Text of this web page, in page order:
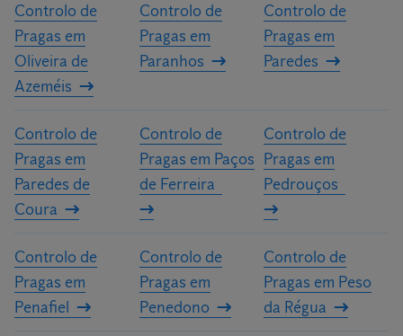
Controlo de
Pragas em
Oliveira de
Azeméis
Controlo de
Pragas em
Paranhos
Controlo de
Pragas em
Paredes
Controlo de
Pragas em
Paredes de
Coura
Controlo de
Pragas em Paços
de Ferreira
Controlo de
Pragas em
Pedrouços
Controlo de
Pragas em
Penafiel
Controlo de
Pragas em
Penedono
Controlo de
Pragas em Peso
da Régua